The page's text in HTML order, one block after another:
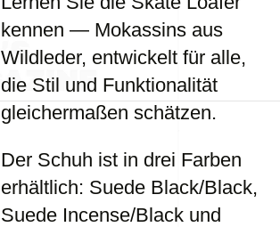
kennen — Mokassins aus
Wildleder, entwickelt für alle,
die Stil und Funktionalität
gleichermaßen schätzen.
Der Schuh ist in drei Farben
erhältlich: Suede Black/Black,
Suede Incense/Black und